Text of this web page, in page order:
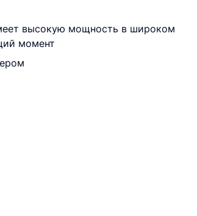
высокую мощность в широком
момент